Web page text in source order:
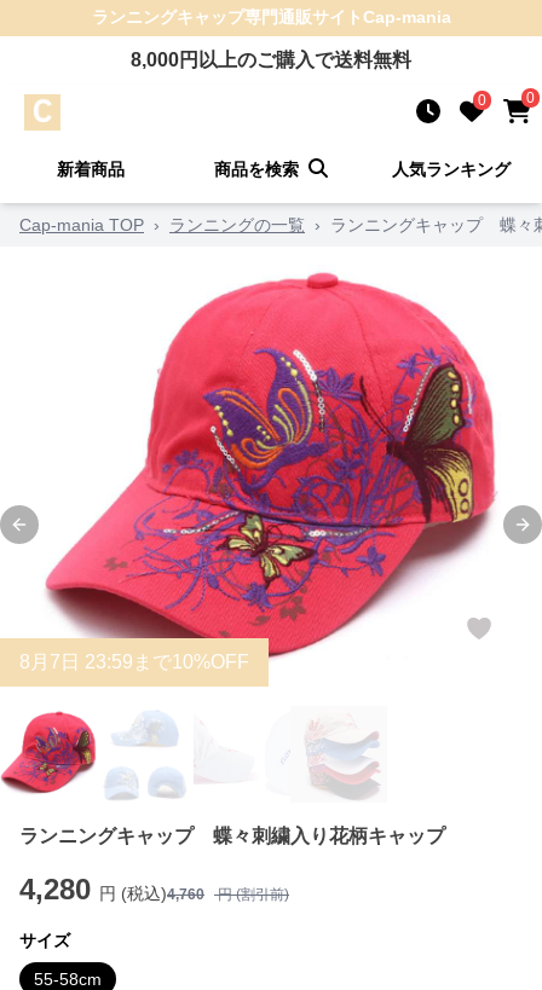
ランニングキャップ専門通販サイトCap-mania
8,000円以上のご購入で送料無料
0 0
新着商品 商品を検索 人気ランキング
Cap-mania TOP › ランニングの一覧 › ランニングキャップ 蝶々
Previous slide
8 月 7 日 23:59まで10%OFF
ランニングキャップ 蝶々刺繍入り花柄キャップ
4,280 円 (税込)4,760 円 (割引前)
サイズ
55-58cm